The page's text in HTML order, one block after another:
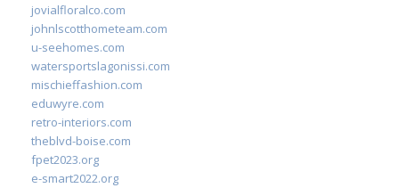
jovialfloralco.com
johnlscotthometeam.com
u-seehomes.com
watersportslagonissi.com
mischieffashion.com
eduwyre.com
retro-interiors.com
theblvd-boise.com
fpet2023.org
e-smart2022.org